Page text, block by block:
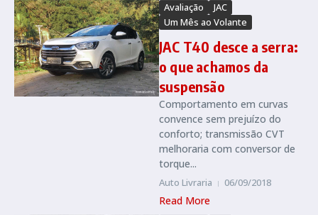
Avaliação
JAC
Um Mês ao Volante
JAC T40 desce a serra:
o que achamos da
suspensão
Comportamento em curvas
convence sem prejuízo do
conforto; transmissão CVT
melhoraria com conversor de
torque...
Auto Livraria 06/09/2018
Read More